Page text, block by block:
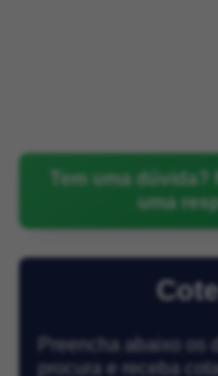
Tem uma
uma
Preencha abaixo os
procura e receba